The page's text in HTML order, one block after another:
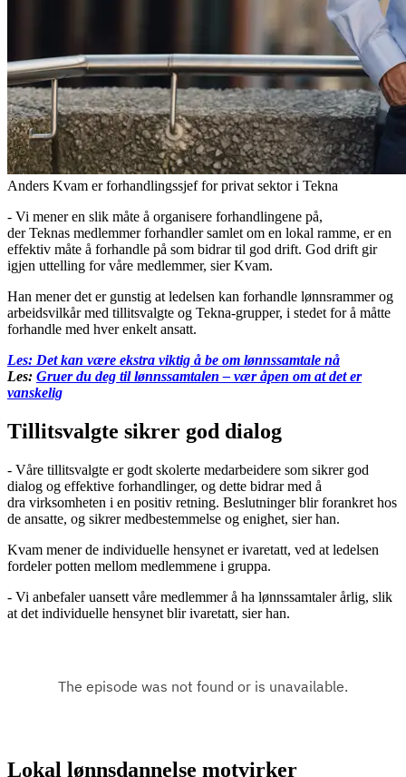
Anders Kvam er forhandlingssjef for privat sektor i Tekna
- Vi mener en slik måte å organisere forhandlingene på,
der Teknas medlemmer forhandler samlet om en lokal ramme, er en
effektiv måte å forhandle på som bidrar til god drift. God drift gir
igjen uttelling for våre medlemmer, sier Kvam.
Han mener det er gunstig at ledelsen kan forhandle lønnsrammer og
arbeidsvilkår med tillitsvalgte og Tekna-grupper, i stedet for å måtte
forhandle med hver enkelt ansatt.
Les: Det kan være ekstra viktig å be om lønnssamtale nå
Les: Gruer du deg til lønnssamtalen – vær åpen om at det er
vanskelig
Tillitsvalgte sikrer god dialog
- Våre tillitsvalgte er godt skolerte medarbeidere som sikrer god
dialog og effektive forhandlinger, og dette bidrar med å
dra virksomheten i en positiv retning. Beslutninger blir forankret hos
de ansatte, og sikrer medbestemmelse og enighet, sier han.
Kvam mener de individuelle hensynet er ivaretatt, ved at ledelsen
fordeler potten mellom medlemmene i gruppa.
- Vi anbefaler uansett våre medlemmer å ha lønnssamtaler årlig, slik
at det individuelle hensynet blir ivaretatt, sier han.
Lokal lønnsdannelse motvirker